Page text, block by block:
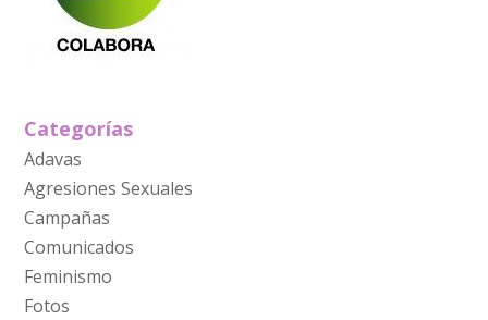
Categorías
Adavas
Agresiones Sexuales
Campañas
Comunicados
Feminismo
Fotos